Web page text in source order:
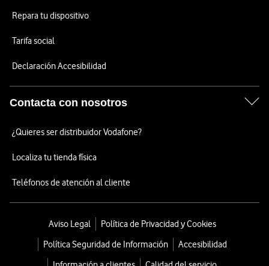
Repara tu dispositivo
Tarifa social
Declaración Accesibilidad
Contacta con nosotros
¿Quieres ser distribuidor Vodafone?
Localiza tu tienda física
Teléfonos de atención al cliente
Aviso Legal
Política de Privacidad y Cookies
Política Seguridad de Información
Accesibilidad